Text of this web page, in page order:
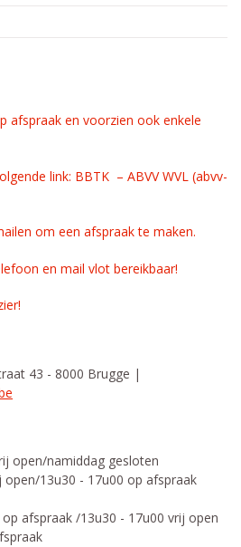
afspraak en voorzien ook enkele
link: BBTK – ABVV WVL (abvv-
om een afspraak te maken.
en mail vlot bereikbaar!
43 - 8000 Brugge |
open/namiddag gesloten
open/13u30 - 17u00 op afspraak
afspraak /13u30 - 17u00 vrij open